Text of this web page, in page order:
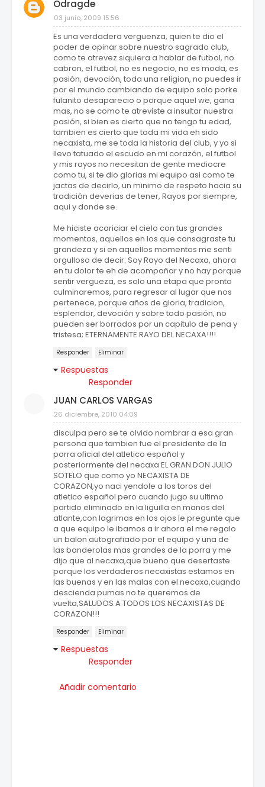
Odragde
03 junio, 2009 15:56
Es una verdadera verguenza, quien te dio el
poder de opinar sobre nuestro sagrado club,
como te atrevez siquiera a hablar de futbol, no
cabron, el futbol, no es negocio, no es moda, es
pasión, devoción, toda una religion, no puedes ir
por el mundo cambiando de equipo solo porke
fulanito desaparecio o porque aquel we, gana
mas, no se como te atreviste a insultar nuestra
pasión, si bien es cierto que no tengo tu edad,
tambien es cierto que toda mi vida eh sido
necaxista, me se toda la historia del club, y yo si
llevo tatuado el escudo en mi corazón, el futbol
y mis rayos no necesitan de gente mediocre
como tu, si te dio glorias mi equipo asi como te
jactas de decirlo, un minimo de respeto hacia su
tradición deverias de tener, Rayos por siempre,
aqui y donde se.
Me hiciste acariciar el cielo con tus grandes
momentos, aquellos en los que consagraste tu
grandeza y si en aquellos momentos me senti
orgulloso de decir: Soy Rayo del Necaxa, ahora
en tu dolor te eh de acompañar y no hay porque
sentir vergueza, es solo una etapa que pronto
culminaremos, para regresar al lugar que nos
pertenece, porque años de gloria, tradicion,
esplendor, devoción y sobre todo pasión, no
pueden ser borrados por un capitulo de pena y
tristesa; ETERNAMENTE RAYO DEL NECAXA!!!!
Responder Eliminar
Respuestas
Responder
JUAN CARLOS VARGAS
26 diciembre, 2010 04:09
disculpa pero se te olvido nombrar a esa gran
persona que tambien fue el presidente de la
porra oficial del atletico español y
posteriormente del necaxa EL GRAN DON JULIO
SOTELO que como yo NECAXISTA DE
CORAZON,yo naci yendole a los toros del
atletico español pero cuando jugo su ultimo
partido eliminado en la liguilla en manos del
atlante,con lagrimas en los ojos le pregunte que
a que equipo le ibamos a ir ahora el me regalo
un balon autografiado por el equipo y una de
las banderolas mas grandes de la porra y me
dijo que al necaxa,que bueno que desertaste
porque los verdaderos necaxistas estamos en
las buenas y en las malas con el necaxa,cuando
descienda pumas no te queremos de
vuelta,SALUDOS A TODOS LOS NECAXISTAS DE
CORAZON!!!
Responder Eliminar
Respuestas
Responder
Añadir comentario